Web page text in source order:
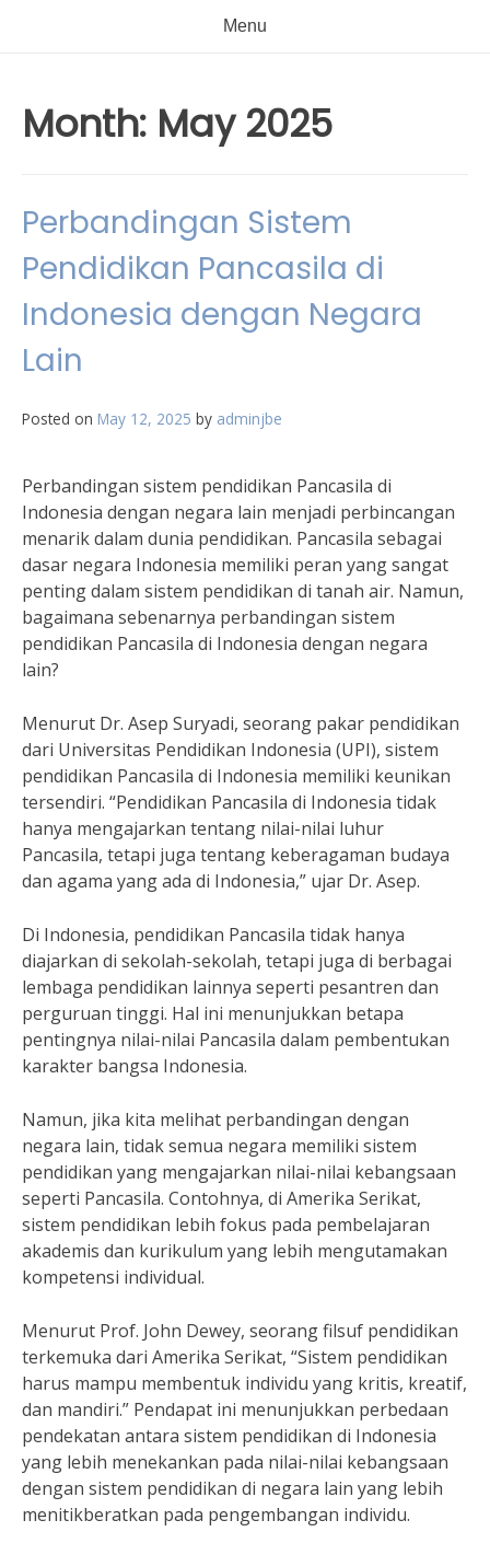
Menu
Month: May 2025
Perbandingan Sistem
Pendidikan Pancasila di
Indonesia dengan Negara
Lain
Posted on May 12, 2025 by adminjbe
Perbandingan sistem pendidikan Pancasila di
Indonesia dengan negara lain menjadi perbincangan
menarik dalam dunia pendidikan. Pancasila sebagai
dasar negara Indonesia memiliki peran yang sangat
penting dalam sistem pendidikan di tanah air. Namun,
bagaimana sebenarnya perbandingan sistem
pendidikan Pancasila di Indonesia dengan negara
lain?
Menurut Dr. Asep Suryadi, seorang pakar pendidikan
dari Universitas Pendidikan Indonesia (UPI), sistem
pendidikan Pancasila di Indonesia memiliki keunikan
tersendiri. “Pendidikan Pancasila di Indonesia tidak
hanya mengajarkan tentang nilai-nilai luhur
Pancasila, tetapi juga tentang keberagaman budaya
dan agama yang ada di Indonesia,” ujar Dr. Asep.
Di Indonesia, pendidikan Pancasila tidak hanya
diajarkan di sekolah-sekolah, tetapi juga di berbagai
lembaga pendidikan lainnya seperti pesantren dan
perguruan tinggi. Hal ini menunjukkan betapa
pentingnya nilai-nilai Pancasila dalam pembentukan
karakter bangsa Indonesia.
Namun, jika kita melihat perbandingan dengan
negara lain, tidak semua negara memiliki sistem
pendidikan yang mengajarkan nilai-nilai kebangsaan
seperti Pancasila. Contohnya, di Amerika Serikat,
sistem pendidikan lebih fokus pada pembelajaran
akademis dan kurikulum yang lebih mengutamakan
kompetensi individual.
Menurut Prof. John Dewey, seorang filsuf pendidikan
terkemuka dari Amerika Serikat, “Sistem pendidikan
harus mampu membentuk individu yang kritis, kreatif,
dan mandiri.” Pendapat ini menunjukkan perbedaan
pendekatan antara sistem pendidikan di Indonesia
yang lebih menekankan pada nilai-nilai kebangsaan
dengan sistem pendidikan di negara lain yang lebih
menitikberatkan pada pengembangan individu.